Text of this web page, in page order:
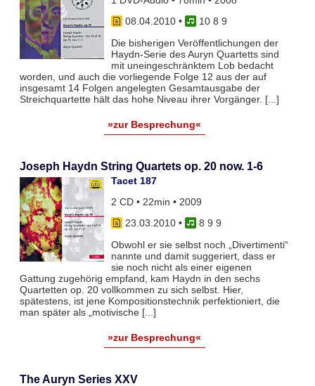
08.04.2010•
10 8 9
Die bisherigen Veröffentlichungen der
Haydn-Serie des Auryn Quartetts sind
mit uneingeschränktem Lob bedacht
worden, und auch die vorliegende Folge 12 aus der auf
insgesamt 14 Folgen angelegten Gesamtausgabe der
Streichquartette hält das hohe Niveau ihrer Vorgänger. [...]
»zur Besprechung«
Joseph Haydn String Quartets op. 20 now. 1-6
Tacet 187
2 CD • 22min • 2009
23.03.2010•
8 9 9
Obwohl er sie selbst noch „Divertimenti“
nannte und damit suggeriert, dass er
sie noch nicht als einer eigenen
Gattung zugehörig empfand, kam Haydn in den sechs
Quartetten op. 20 vollkommen zu sich selbst. Hier,
spätestens, ist jene Kompositionstechnik perfektioniert, die
man später als „motivische [...]
»zur Besprechung«
The Auryn Series XXV